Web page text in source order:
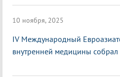
10 ноября, 2025
IV Международный
внутренней медицины